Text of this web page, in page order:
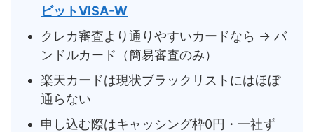
ビットVISA-W
クレカ審査より通りやすいカードなら → バ
ンドルカード（簡易審査のみ）
楽天カードは現状ブラックリストにはほぼ
通らない
申し込む際はキャッシング枠0円・一社ず